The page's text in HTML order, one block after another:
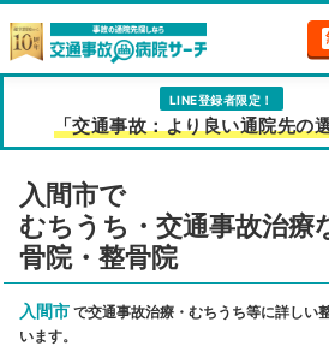
LINE登録者限定！
「交通事故：より良い通院先の
入間市で
むちうち・交通事故治療
骨院・整骨院
入間市 で交通事故治療・むちうち等に詳しい
います。